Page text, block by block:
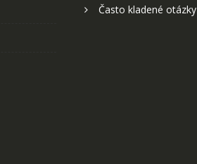
Často kladené otázky